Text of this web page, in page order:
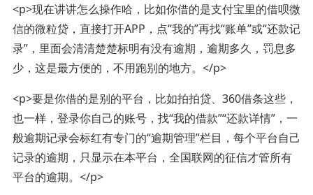
<p>现在讲讲怎么操作哈，比如你借的是支付宝里的借呗微
信的微粒贷，直接打开APP，点“我的”再找“账单”或“还款记
录”，里面会清清楚楚标明有没有逾期，逾期多久，罚息多
少，这是最方便的，不用跑别的地方。</p>
<p>要是你借的是别的平台，比如拍拍贷、360借条这些，
也一样，登录你自己的账号，找“我的借款”“还款详情”，一
般逾期记录会标红有专门的“逾期管理”栏目，每个平台自己
记录的逾期，只显示在本平台，全国联网的征信才管所有
平台的逾期。</p>